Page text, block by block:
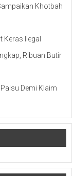
Khotbah
Keras Ilegal
Ribuan Butir
Demi Klaim